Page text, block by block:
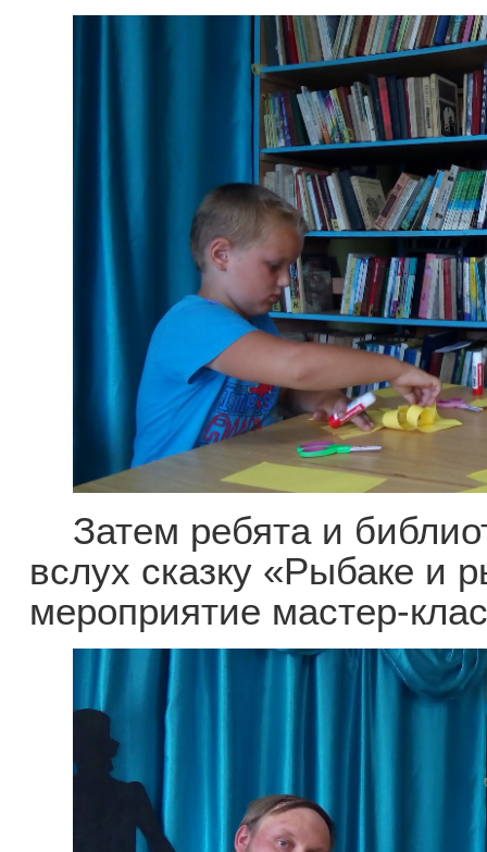
Затем ребята и
вслух сказку «Рыбаке и
мероприятие мастер-